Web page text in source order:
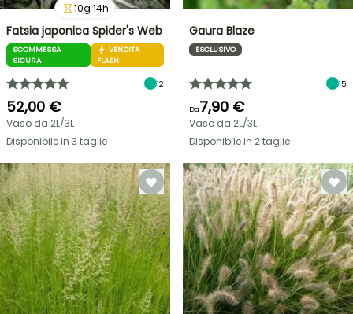
10g 14h
Fatsia japonica Spider's Web
SCOMMESSA
SICURA
VENDITA
FLASH
12
52,00 €
Vaso da 2L/3L
Disponibile in 3 taglie
Gaura Blaze
ESCLUSIVO
15
Da7,90 €
Vaso da 2L/3L
Disponibile in 2 taglie